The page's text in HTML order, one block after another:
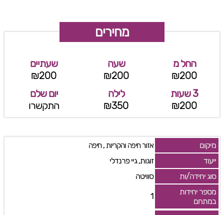
מחירים
החל מ
₪200
שעה
₪200
שעתיים
₪200
3 שעות
₪200
לילה
₪350
יום שלם
התקשרו
מיקום אזור חיפה והקריות,חיפה
ייעוד
זוגות, גיי פרנדלי
סוג יחידה/ות
סוויטה
מספר יחידות
במתחם
1